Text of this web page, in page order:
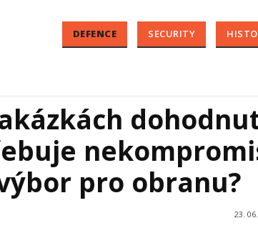
DEFENCE SECURITY
pro obranu?
23.